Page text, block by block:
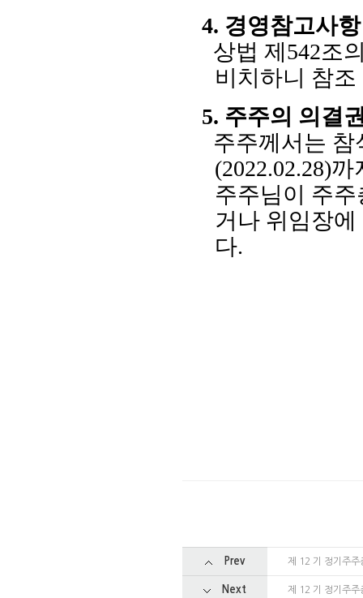
4. 경영참고사
상법 제 542조
비치하니 참
5. 주주의 의결
주주께서는
(2022.02.28)까
주주님이 주
거나 위임장
다.
Prev 제 12 기 정기주주
Next 제 12 기 정기주주